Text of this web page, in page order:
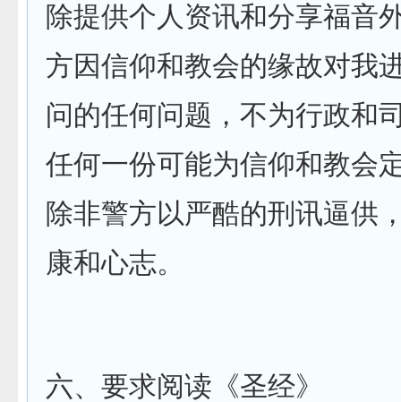
除提供个人资讯和分享福音
方因信仰和教会的缘故对我
问的任何问题，不为行政和
任何一份可能为信仰和教会
除非警方以严酷的刑讯逼供
康和心志。
六、要求阅读《圣经》